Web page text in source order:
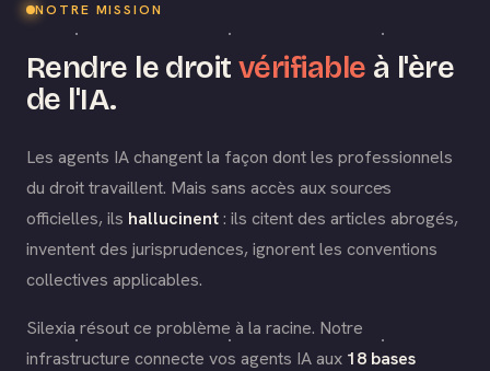
NOTRE MISSION
Rendre le droitvérifiable à l'ère
de l'IA.
Les agents IA changent la façon dont les professionnels
du droit travaillent. Mais sans accès aux sources
officielles, ils hallucinent: ils citent des articles abrogés,
inventent des jurisprudences, ignorent les conventions
collectives applicables.
Silexia résout ce problème à la racine. Notre
infrastructure connecte vos agents IA aux 18 bases